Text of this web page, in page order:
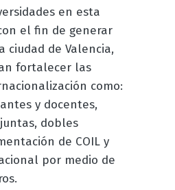
en esta
el fin de generar
ciudad de Valencia,
fortalecer las
como:
y docentes,
dobles
de COIL y
por medio de